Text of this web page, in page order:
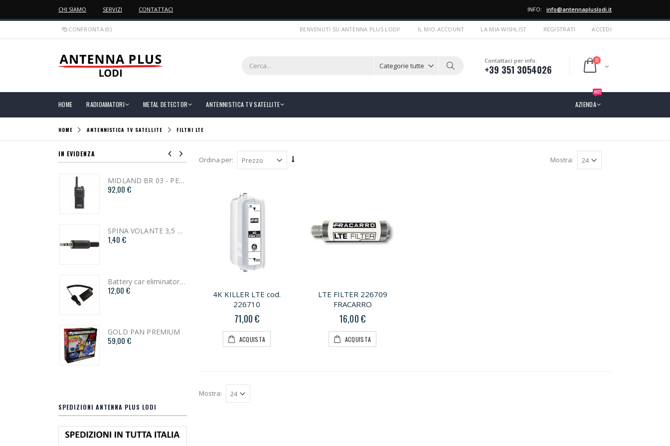
CHI SIAMO SERVIZI CONTATTACI INFO: info@antennapluslodi.it
CONFRONTA (0) IL MIO ACCOUNT LA MIA WISHLIST REGISTRATI ACCEDI
BENVENUTI SU ANTENNA PLUS LODI!
Contattaci per info:
+39 351 3054026
0
HOME RADIOAMATORI METAL DETECTOR ANTENNISTICA TV SATELLITE AZIENDA
HOT
HOME ANTENNISTICA TV SATELLITE FILTRI LTE
Ordina per: Mostra:
4K KILLER LTE cod.
226710
71,00 €
ACQUISTA
LTE FILTER 226709
FRACARRO
16,00 €
ACQUISTA
Mostra:
IN EVIDENZA
GOLD PAN PREMIUM
SIRIO GAIN MASTER
C.UHF.AC5F-S
SPEDIZIONI ANTENNA PLUS LODI